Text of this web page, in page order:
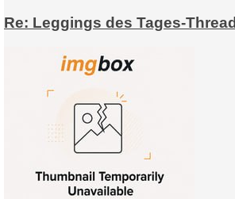
Re: Leggings des Tages-Thread